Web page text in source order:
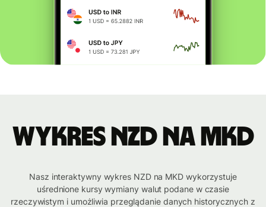
Wykres NZD na MKD
Nasz interaktywny wykres NZD na MKD wykorzystuje
uśrednione kursy wymiany walut podane w czasie
rzeczywistym i umożliwia przeglądanie danych historycznych z